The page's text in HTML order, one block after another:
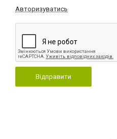
Авторизуватись
Відправити